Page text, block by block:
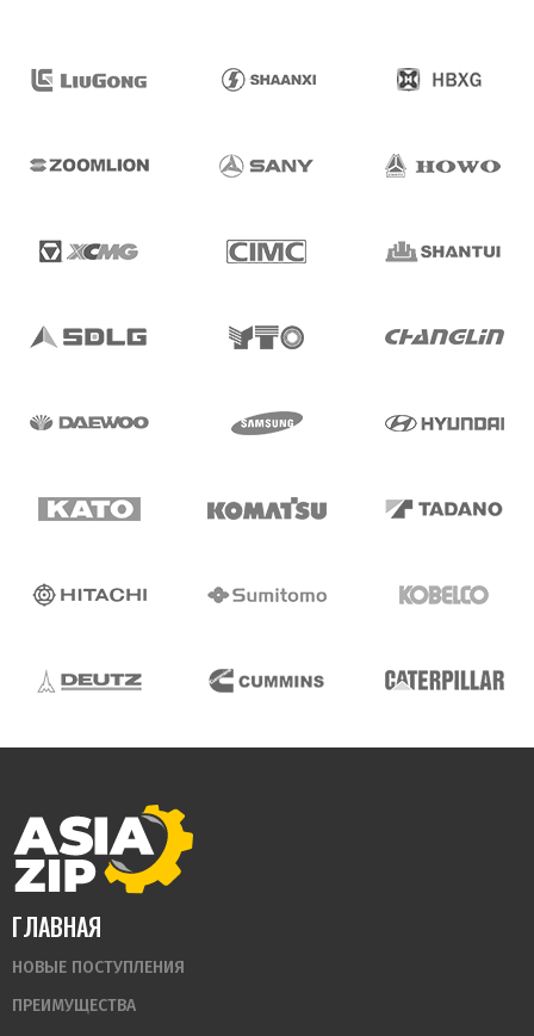
ГЛАВНАЯ
НОВЫЕ ПОСТУПЛЕНИЯ
ПРЕИМУЩЕСТВА